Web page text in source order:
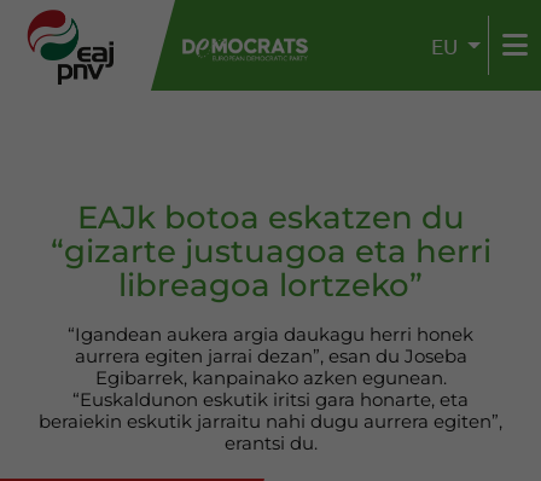
EU
EAJk botoa eskatzen du
“gizarte justuagoa eta herri
libreagoa lortzeko”
“Igandean aukera argia daukagu herri honek
aurrera egiten jarrai dezan”, esan du Joseba
Egibarrek, kanpainako azken egunean.
“Euskaldunon eskutik iritsi gara honarte, eta
beraiekin eskutik jarraitu nahi dugu aurrera egiten”,
erantsi du.